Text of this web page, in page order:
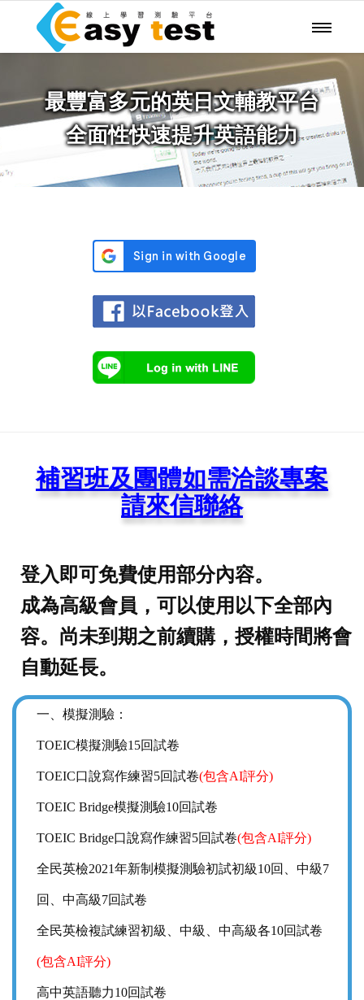
最豐富多元的英日文輔教平台
全面性快速提升英語能力
補習班及團體如需洽談專案
請來信聯絡
登入即可免費使用部分內容。
成為高級會員，可以使用以下全部內
容。尚未到期之前續購，授權時間將會
自動延長。
一、模擬測驗：
TOEIC模擬測驗15回試卷
TOEIC口說寫作練習5回試卷(包含AI評分)
TOEIC Bridge模擬測驗10回試卷
TOEIC Bridge口說寫作練習5回試卷(包含AI評分)
全民英檢2021年新制模擬測驗初試初級10回、中級7
回、中高級7回試卷
全民英檢複試練習初級、中級、中高級各10回試卷
(包含AI評分)
高中英語聽力10回試卷